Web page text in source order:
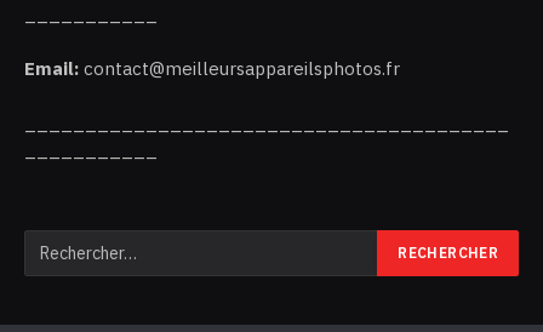
Email: contact@meilleursappareilsphotos.fr